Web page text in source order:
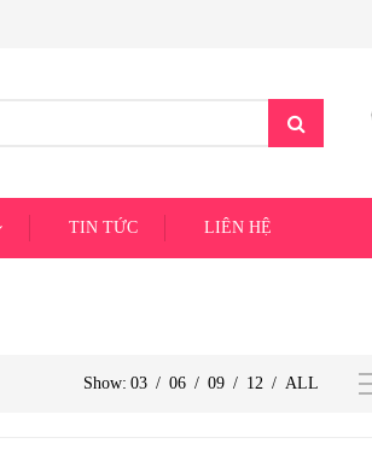
TIN TỨC LIÊN HỆ
Show: 03 / 06 / 09 / 12 / ALL